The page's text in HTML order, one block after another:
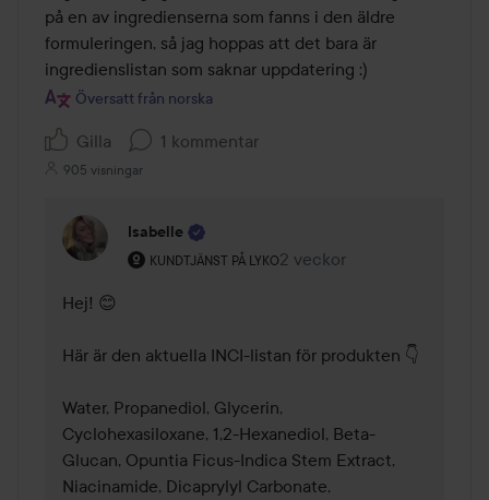
på en av ingredienserna som fanns i den äldre
formuleringen, så jag hoppas att det bara är
ingredienslistan som saknar uppdatering :)
Översatt från norska
Gilla 1 kommentar
905 visningar
Isabelle
KUNDTJÄNST PÅ LYKO
Användarens roll: Kundtjänst på Lyko.
2 veckor
Kommentaren lades 2
Hej! 😊
Här är den aktuella INCI-listan för produkten 👇
Water, Propanediol, Glycerin,
Cyclohexasiloxane, 1,2-Hexanediol, Beta-
Glucan, Opuntia Ficus-Indica Stem Extract,
Niacinamide, Dicaprylyl Carbonate,